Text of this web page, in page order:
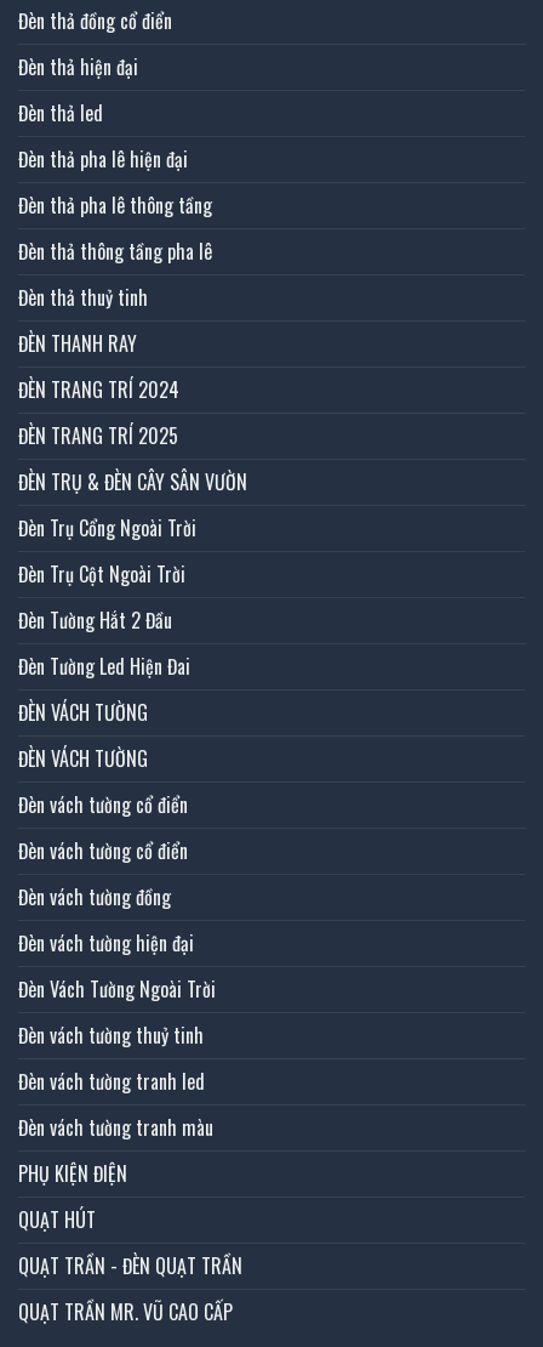
Đèn thả đồng cổ điển
Đèn thả hiện đại
Đèn thả led
Đèn thả pha lê hiện đại
Đèn thả pha lê thông tầng
Đèn thả thông tầng pha lê
Đèn thả thuỷ tinh
ĐÈN THANH RAY
ĐÈN TRANG TRÍ 2024
ĐÈN TRANG TRÍ 2025
ĐÈN TRỤ & ĐÈN CÂY SÂN VƯỜN
Đèn Trụ Cổng Ngoài Trời
Đèn Trụ Cột Ngoài Trời
Đèn Tường Hắt 2 Đầu
Đèn Tường Led Hiện Đai
ĐÈN VÁCH TƯỜNG
ĐÈN VÁCH TƯỜNG
Đèn vách tường cổ điển
Đèn vách tường cổ điển
Đèn vách tường đồng
Đèn vách tường hiện đại
Đèn Vách Tường Ngoài Trời
Đèn vách tường thuỷ tinh
Đèn vách tường tranh led
Đèn vách tường tranh màu
PHỤ KIỆN ĐIỆN
QUẠT HÚT
QUẠT TRẦN - ĐÈN QUẠT TRẦN
QUẠT TRẦN MR. VŨ CAO CẤP